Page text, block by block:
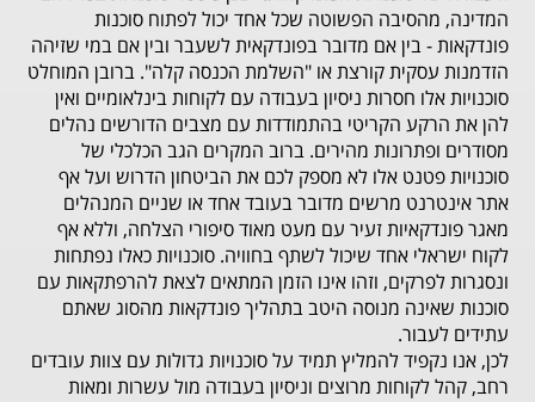
המדינה, מהסיבה הפשוטה שכל אחד יכול לפתוח סוכנות
פונדקאות - בין אם מדובר בפונדקאית לשעבר ובין אם במי שזיהה
הזדמנות עסקית קורצת או "השלמת הכנסה קלה". ברובן המוחלט
סוכנויות אלו חסרות ניסיון בעבודה עם לקוחות בינלאומיים ואין
להן את הרקע הקריטי בהתמודדות עם מצבים הדורשים נהלים
מסודרים ופתרונות מהירים. ברוב המקרים הגב הכלכלי של
סוכנויות פטנט אלו לא מספק לכם את הביטחון הדרוש ועל אף
אתר אינטרנט מרשים מדובר בעובד אחד או שניים המנהלים
מאגר פונדקאיות זעיר עם מעט מאוד סיפורי הצלחה, וללא אף
לקוח ישראלי אחד שיכול לשתף בחוויה. סוכנויות כאלו נפתחות
ונסגרות לפרקים, וזהו אינו הזמן המתאים לצאת להרפתקאות עם
סוכנות שאינה מנוסה היטב בתהליך פונדקאות מהסוג שאתם
עתידים לעבור.
לכן, אנו נקפיד להמליץ תמיד על סוכנויות גדולות עם צוות עובדים
רחב, קהל לקוחות מרוצים וניסיון בעבודה מול עשרות ומאות